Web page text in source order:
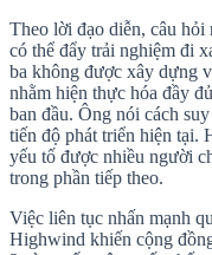
Theo lời đạo diễn, câu hỏi
có thể đẩy trải nghiệm đi
ba không được xây dựng
nhằm hiện thực hóa đầy
ban đầu. Ông nói cách
tiến độ phát triển hiện tại.
yếu tố được nhiều người
trong phần tiếp theo.
Việc liên tục nhấn mạnh
Highwind khiến cộng